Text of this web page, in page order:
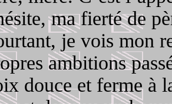
ma fierté de
je vois mon
ambitions
douce et ferme à